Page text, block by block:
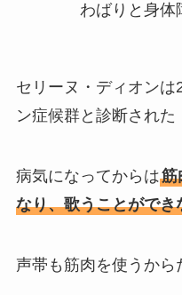
わばりと身体
セリーヌ・ディオン
ン症候群と診断された
病気になってからは筋
なり、歌うことができ
声帯も筋肉を使うから